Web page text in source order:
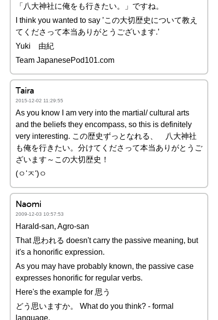
「八大神社に俺をも行きたい。」ですね。
I think you wanted to say ’この大切歴史について教え
てくださって本当ありがとうございます.’
Yuki 由紀
Team JapanesePod101.com
Taira
2015-12-02 11:29:55
As you know I am very into the martial/ cultural arts
and the beliefs they encompass, so this is definitely
very interesting. この歴史ずっとなれる、 八大神社
も俺を行きたい。分けてくださって本当ありがとうご
ざいます～この大切歴史！
(ㅇ'ㅈ')ㅇ
Naomi
2009-12-03 10:57:53
Harald-san, Agro-san
That 思われる doesn't carry the passive meaning, but
it's a honorific expression.
As you may have probably known, the passive case
expresses honorific for regular verbs.
Here's the example for 思う
どう思いますか。 What do you think? - formal
language.